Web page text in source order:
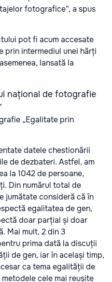
fotografice”, a spus
pot fi acum accesate
prin intermediul unei hărți
lansată la
„Egalitate prin
datele chestionării
de dezbateri. Astfel, am
la 1042 de persoane,
Din numărul total de
jumătate consideră că în
egalitatea de gen,
doar parțial și doar
Mai mult, 2 din 3
prima dată la discuții
de gen, iar în același timp,
ca tema egalității de
cele mai reușite